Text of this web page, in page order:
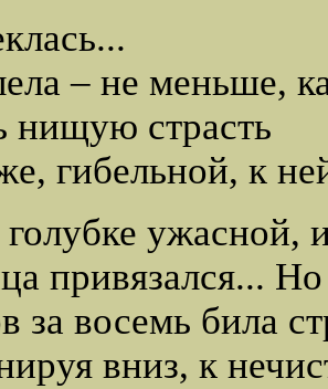
– не меньше,
нищую страсть
гибельной, к
ужасной,
привязался...
зa восемь била
вниз, к